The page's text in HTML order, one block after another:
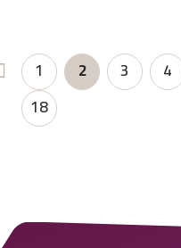
1 2 3 4
18